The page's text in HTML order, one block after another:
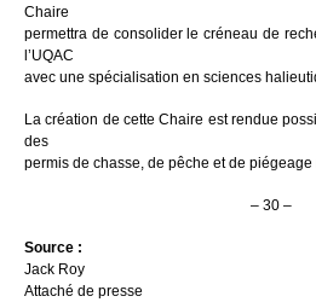
Chaire
permettra de consolider le créneau de
l’UQAC
avec une spécialisation en sciences
La création de cette Chaire est rendue
des
permis de chasse, de pêche et de
– 30 –
Source :
Jack Roy
Attaché de presse